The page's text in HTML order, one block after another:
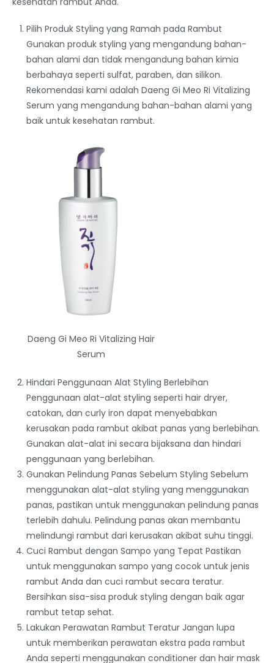
Pilih Produk Styling yang Ramah pada Rambut
Gunakan produk styling yang mengandung bahan-
bahan alami dan tidak mengandung bahan kimia
berbahaya seperti sulfat, paraben, dan silikon.
Rekomendasi kami adalah Daeng Gi Meo Ri Vitalizing
Serum yang mengandung bahan-bahan alami yang
baik untuk kesehatan rambut.
Daeng Gi Meo Ri Vitalizing Hair
Serum
Hindari Penggunaan Alat Styling Berlebihan
Penggunaan alat-alat styling seperti hair dryer,
catokan, dan curly iron dapat menyebabkan
kerusakan pada rambut akibat panas yang berlebihan.
Gunakan alat-alat ini secara bijaksana dan hindari
penggunaan yang berlebihan.
Gunakan Pelindung Panas Sebelum Styling Sebelum
menggunakan alat-alat styling yang menggunakan
panas, pastikan untuk menggunakan pelindung panas
terlebih dahulu. Pelindung panas akan membantu
melindungi rambut dari kerusakan akibat suhu tinggi.
Cuci Rambut dengan Sampo yang Tepat Pastikan
untuk menggunakan sampo yang cocok untuk jenis
rambut Anda dan cuci rambut secara teratur.
Bersihkan sisa-sisa produk styling dengan baik agar
rambut tetap sehat.
Lakukan Perawatan Rambut Teratur Jangan lupa
untuk memberikan perawatan ekstra pada rambut
Anda seperti menggunakan conditioner dan hair mask